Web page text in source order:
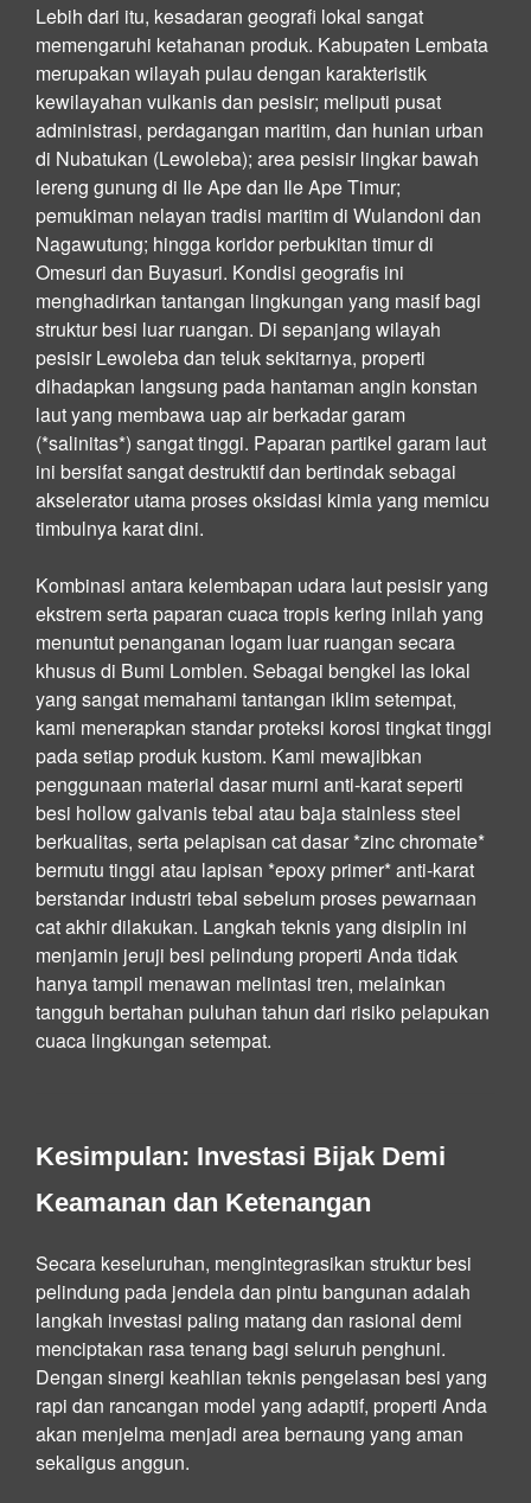
Lebih dari itu, kesadaran geografi lokal sangat
memengaruhi ketahanan produk. Kabupaten Lembata
merupakan wilayah pulau dengan karakteristik
kewilayahan vulkanis dan pesisir; meliputi pusat
administrasi, perdagangan maritim, dan hunian urban
di Nubatukan (Lewoleba); area pesisir lingkar bawah
lereng gunung di Ile Ape dan Ile Ape Timur;
pemukiman nelayan tradisi maritim di Wulandoni dan
Nagawutung; hingga koridor perbukitan timur di
Omesuri dan Buyasuri. Kondisi geografis ini
menghadirkan tantangan lingkungan yang masif bagi
struktur besi luar ruangan. Di sepanjang wilayah
pesisir Lewoleba dan teluk sekitarnya, properti
dihadapkan langsung pada hantaman angin konstan
laut yang membawa uap air berkadar garam
(*salinitas*) sangat tinggi. Paparan partikel garam laut
ini bersifat sangat destruktif dan bertindak sebagai
akselerator utama proses oksidasi kimia yang memicu
timbulnya karat dini.
Kombinasi antara kelembapan udara laut pesisir yang
ekstrem serta paparan cuaca tropis kering inilah yang
menuntut penanganan logam luar ruangan secara
khusus di Bumi Lomblen. Sebagai bengkel las lokal
yang sangat memahami tantangan iklim setempat,
kami menerapkan standar proteksi korosi tingkat tinggi
pada setiap produk kustom. Kami mewajibkan
penggunaan material dasar murni anti-karat seperti
besi hollow galvanis tebal atau baja stainless steel
berkualitas, serta pelapisan cat dasar *zinc chromate*
bermutu tinggi atau lapisan *epoxy primer* anti-karat
berstandar industri tebal sebelum proses pewarnaan
cat akhir dilakukan. Langkah teknis yang disiplin ini
menjamin jeruji besi pelindung properti Anda tidak
hanya tampil menawan melintasi tren, melainkan
tangguh bertahan puluhan tahun dari risiko pelapukan
cuaca lingkungan setempat.
Kesimpulan: Investasi Bijak Demi
Keamanan dan Ketenangan
Secara keseluruhan, mengintegrasikan struktur besi
pelindung pada jendela dan pintu bangunan adalah
langkah investasi paling matang dan rasional demi
menciptakan rasa tenang bagi seluruh penghuni.
Dengan sinergi keahlian teknis pengelasan besi yang
rapi dan rancangan model yang adaptif, properti Anda
akan menjelma menjadi area bernaung yang aman
sekaligus anggun.